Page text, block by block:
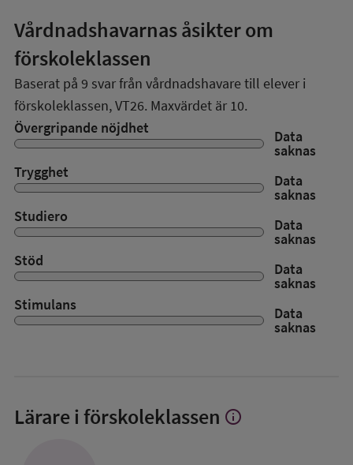
Vårdnadshavarnas åsikter om
förskoleklassen
Baserat på 9 svar från vårdnadshavare till elever i
förskoleklassen,VT26. Maxvärdet är 10.
Övergripande nöjdhet
Data
saknas
Trygghet
Data
saknas
Studiero
Data
saknas
Stöd
Data
saknas
Stimulans
Data
saknas
Lärare i förskoleklassen Visa
info